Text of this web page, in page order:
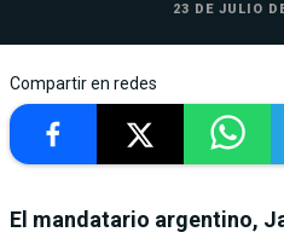
23 DE JULIO
Compartir en redes
El mandatario argentino,